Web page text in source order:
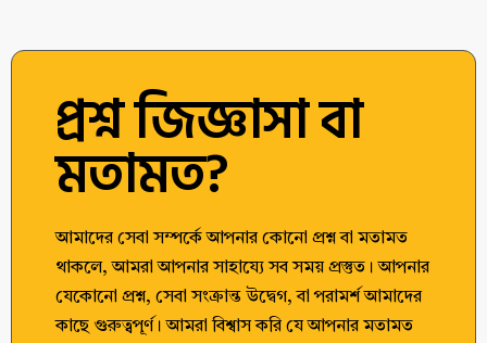
প্রশ্ন জিজ্ঞাসা বা
মতামত?
আমাদের সেবা সম্পর্কে আপনার কোনো প্রশ্ন বা মতামত
থাকলে, আমরা আপনার সাহায্যে সব সময় প্রস্তুত। আপনার
যেকোনো প্রশ্ন, সেবা সংক্রান্ত উদ্বেগ, বা পরামর্শ আমাদের
কাছে গুরুত্বপূর্ণ। আমরা বিশ্বাস করি যে আপনার মতামত